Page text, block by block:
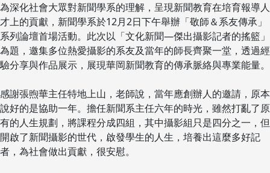
為深化社會大眾對新聞學系的理解，呈現新聞教育在培育報導人
才上的貢獻，新聞學系於12月2日下午舉辦「敬師＆系友傳承」
系列論壇首場活動。此次以「文化新聞—傑出攝影記者的搖籃」
為題，邀集多位熱愛攝影的系友及當年的師長齊聚一堂，透過經
驗分享與作品展示，展現華岡新聞教育的傳承脈絡與專業能量。
感謝張煦華主任特地上山，老師說，當年應創辦人的邀請，原本
說好的是協助一年。擔任新聞系主任六年的時光，雖然打亂了原
有的人生規劃，將課程分成四組，其中攝影組只是四分之一，但
開啟了新聞攝影的世代，啟發學生的人生，培養出這麼多好記
者，為社會做出貢獻，很安慰。